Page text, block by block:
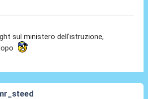
sul ministero dell'istruzione,